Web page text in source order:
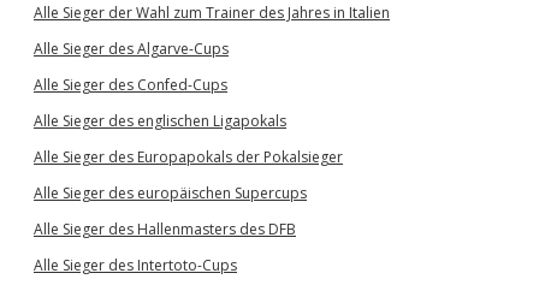
Alle Sieger der Wahl zum Trainer des Jahres in Italien
Alle Sieger des Algarve-Cups
Alle Sieger des Confed-Cups
Alle Sieger des englischen Ligapokals
Alle Sieger des Europapokals der Pokalsieger
Alle Sieger des europäischen Supercups
Alle Sieger des Hallenmasters des DFB
Alle Sieger des Intertoto-Cups